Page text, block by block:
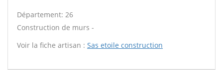
Département: 26
Construction de murs -
Voir la fiche artisan : Sas etoile construction